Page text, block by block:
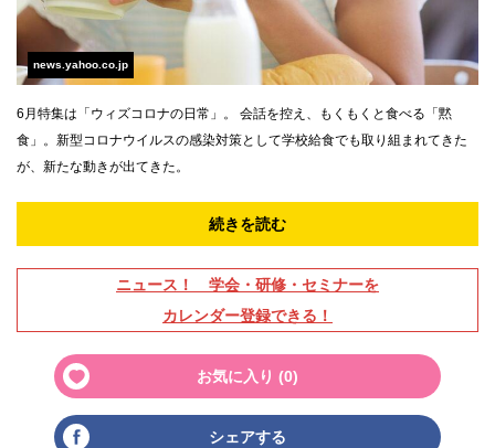
news.yahoo.co.jp
6月特集は「ウィズコロナの日常」。 会話を控え、もくもくと食べる「黙
食」。新型コロナウイルスの感染対策として学校給食でも取り組まれてきた
が、新たな動きが出てきた。
続きを読む
ニュース！ 学会・研修・セミナーを
カレンダー登録できる！
お気に入り (0)
シェアする